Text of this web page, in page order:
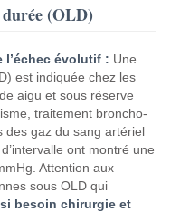
durée (OLD)
l’échec évolutif : Une
est indiquée chez les
aigu et sous réserve
traitement broncho-
des gaz du sang artériel
ont montré une
Attention aux
sous OLD qui
besoin chirurgie et